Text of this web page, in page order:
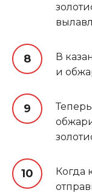
В
и
Когда